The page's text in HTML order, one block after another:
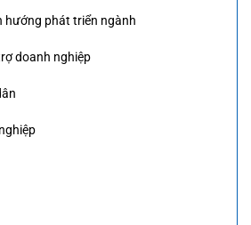
hướng phát triển ngành
doanh nghiệp